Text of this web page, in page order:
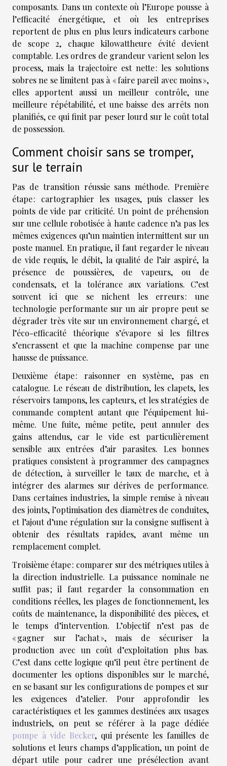
composants. Dans un contexte où l’Europe pousse à
l’efficacité énergétique, et où les entreprises
reportent de plus en plus leurs indicateurs carbone
de scope 2, chaque kilowattheure évité devient
comptable. Les ordres de grandeur varient selon les
process, mais la trajectoire est nette : les solutions
sobres ne se limitent pas à « faire pareil avec moins »,
elles apportent aussi un meilleur contrôle, une
meilleure répétabilité, et une baisse des arrêts non
planifiés, ce qui finit par peser lourd sur le coût total
de possession.
Comment choisir sans se tromper,
sur le terrain
Pas de transition réussie sans méthode. Première
étape : cartographier les usages, puis classer les
points de vide par criticité. Un point de préhension
sur une cellule robotisée à haute cadence n’a pas les
mêmes exigences qu’un maintien intermittent sur un
poste manuel. En pratique, il faut regarder le niveau
de vide requis, le débit, la qualité de l’air aspiré, la
présence de poussières, de vapeurs, ou de
condensats, et la tolérance aux variations. C’est
souvent ici que se nichent les erreurs : une
technologie performante sur un air propre peut se
dégrader très vite sur un environnement chargé, et
l’éco-efficacité théorique s’évapore si les filtres
s’encrassent et que la machine compense par une
hausse de puissance.
Deuxième étape : raisonner en système, pas en
catalogue. Le réseau de distribution, les clapets, les
réservoirs tampons, les capteurs, et les stratégies de
commande comptent autant que l’équipement lui-
même. Une fuite, même petite, peut annuler des
gains attendus, car le vide est particulièrement
sensible aux entrées d’air parasites. Les bonnes
pratiques consistent à programmer des campagnes
de détection, à surveiller le taux de marche, et à
intégrer des alarmes sur dérives de performance.
Dans certaines industries, la simple remise à niveau
des joints, l’optimisation des diamètres de conduites,
et l’ajout d’une régulation sur la consigne suffisent à
obtenir des résultats rapides, avant même un
remplacement complet.
Troisième étape : comparer sur des métriques utiles à
la direction industrielle. La puissance nominale ne
suffit pas ; il faut regarder la consommation en
conditions réelles, les plages de fonctionnement, les
coûts de maintenance, la disponibilité des pièces, et
le temps d’intervention. L’objectif n’est pas de
« gagner sur l’achat », mais de sécuriser la
production avec un coût d’exploitation plus bas.
C’est dans cette logique qu’il peut être pertinent de
documenter les options disponibles sur le marché,
en se basant sur les configurations de pompes et sur
les exigences d’atelier. Pour approfondir les
caractéristiques et les gammes destinées aux usages
industriels, on peut se référer à la page dédiée
pompe à vide Becker, qui présente les familles de
solutions et leurs champs d’application, un point de
départ utile pour cadrer une présélection avant